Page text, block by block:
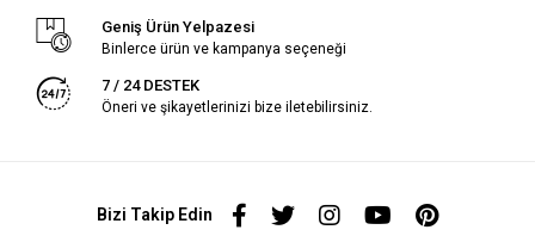
Geniş Ürün Yelpazesi
Binlerce ürün ve kampanya seçeneği
7 / 24 DESTEK
Öneri ve şikayetlerinizi bize iletebilirsiniz.
Bizi Takip Edin